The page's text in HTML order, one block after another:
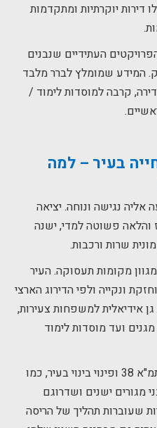
דירות יוקרתיות ומתקדמות
העתידיים שנבנים
המידע שמומלץ לברר מלבד
קרבה למוסדות לימוד /
בעיר – למה
אליה נגישה ונוחה. יציאה
והלאה פשוטה למדי, ישנה
שרות ורכבות.
מקומות תעסוקה. העיר
ונקייה ולפי הדירוג הארצי
אידיאלית למשפחות צעירות,
ועד מוסדות לימוד
בשנים האחרונות החלו עבודות תמ"א 38 ופינוי בינוי בעיר, כמו
מגורים ישנים ושדרוגם
שעוברות תהליך של הריסה